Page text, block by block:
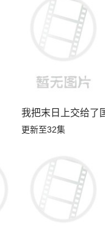
我把末日上交给了国
更新至32集